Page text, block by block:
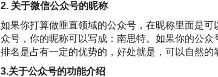
2. 关于微信公众号的昵称
如果你打算做垂直领域的公众号，在昵称里面是
众号，你的昵称可以写成：南思特。如果你的公众
排名是占有一定的优势的，好处就是，可以自然的
3.关于公众号的功能介绍